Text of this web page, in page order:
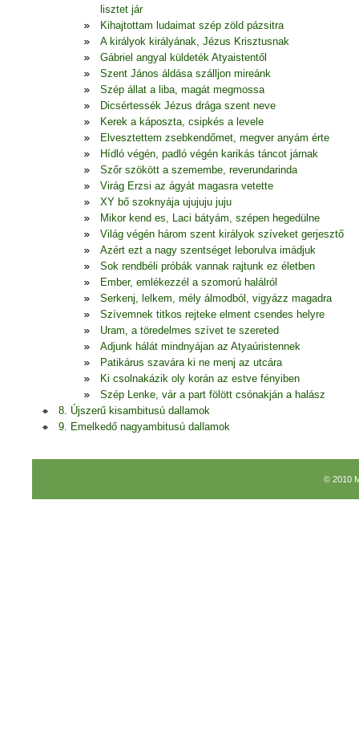
lisztet jár
Kihajtottam ludaimat szép zöld pázsitra
A királyok királyának, Jézus Krisztusnak
Gábriel angyal küldeték Atyaistentől
Szent János áldása szálljon mireánk
Szép állat a liba, magát megmossa
Dicsértessék Jézus drága szent neve
Kerek a káposzta, csipkés a levele
Elvesztettem zsebkendőmet, megver anyám érte
Hídló végén, padló végén karikás táncot járnak
Szőr szökött a szemembe, reverundarinda
Virág Erzsi az ágyát magasra vetette
XY bő szoknyája ujujuju juju
Mikor kend es, Laci bátyám, szépen hegedülne
Világ végén három szent királyok szíveket gerjesztő
Azért ezt a nagy szentséget leborulva imádjuk
Sok rendbéli próbák vannak rajtunk ez életben
Ember, emlékezzél a szomorú halálról
Serkenj, lelkem, mély álmodból, vigyázz magadra
Szívemnek titkos rejteke elment csendes helyre
Uram, a töredelmes szívet te szereted
Adjunk hálát mindnyájan az Atyaúristennek
Patikárus szavára ki ne menj az utcára
Ki csolnakázik oly korán az estve fényiben
Szép Lenke, vár a part fölött csónakján a halász
8. Újszerű kisambitusú dallamok
9. Emelkedő nagyambitusú dallamok
© 2010